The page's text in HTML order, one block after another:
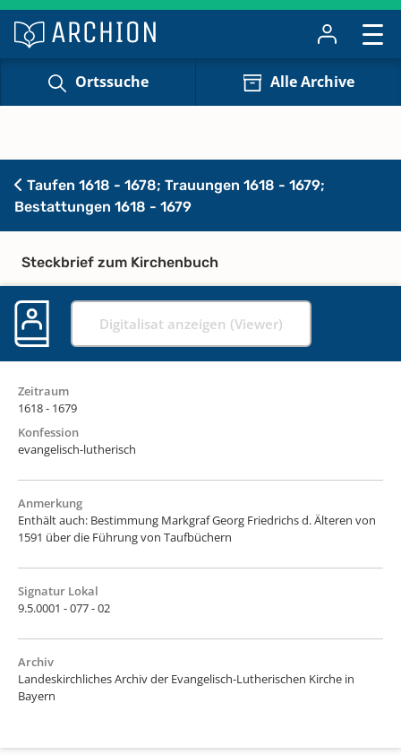
Ortssuche Alle Archive
Taufen 1618 - 1678; Trauungen 1618 - 1679;
Bestattungen 1618 - 1679
Steckbrief zum Kirchenbuch
Digitalisat anzeigen (Viewer)
Zeitraum
1618 - 1679
Konfession
evangelisch-lutherisch
Anmerkung
Enthält auch: Bestimmung Markgraf Georg Friedrichs d. Älteren von
1591 über die Führung von Taufbüchern
Signatur Lokal
9.5.0001 - 077 - 02
Archiv
Landeskirchliches Archiv der Evangelisch-Lutherischen Kirche in
Bayern